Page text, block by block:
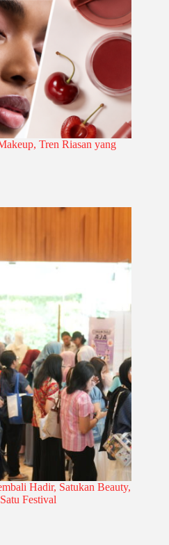
Tren Riasan yang
Hadir, Satukan Beauty,
Festival